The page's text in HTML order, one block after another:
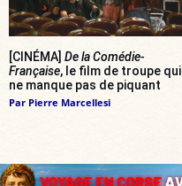
[CINÉMA] De la Comédie-
Française, le film de troupe qui
ne manque pas de piquant
Par Pierre Marcellesi